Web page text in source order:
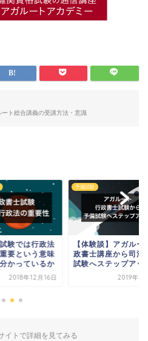
ト総合講義の受講方法・意識
験では行政法
要という意味
かっているか
2018年12月16日
予備試験
【体験談】アガルー
政書士講座から司法
試験へステップアッ
2019年9
イトで詳細を見てみる